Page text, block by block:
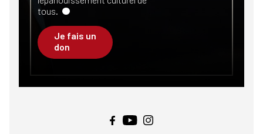
tous.
Je fais un
don